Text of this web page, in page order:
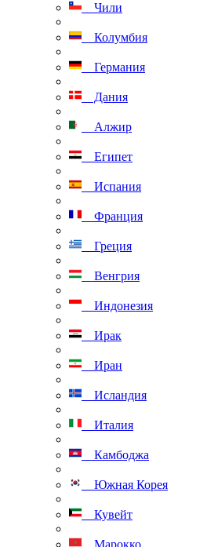
Чили
Колумбия
Германия
Дания
Алжир
Египет
Испания
Франция
Греция
Венгрия
Индонезия
Ирак
Иран
Исландия
Италия
Камбоджа
Южная Корея
Кувейт
Марокко